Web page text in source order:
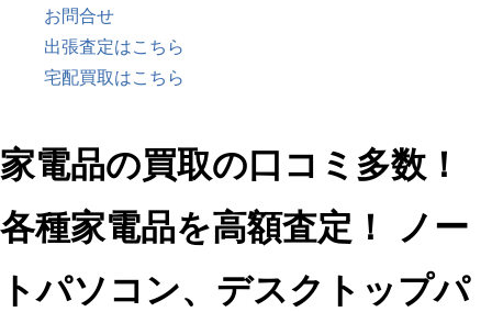
お問合せ
出張査定はこちら
宅配買取はこちら
家電品の買取の口コミ多数！
各種家電品を高額査定！
ノー
トパソコン、デスクトップパ